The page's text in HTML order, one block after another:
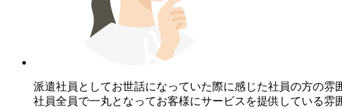
派遣社員としてお世話になっていた際に感じた社員の方の雰
社員全員で一丸となってお客様にサービスを提供している